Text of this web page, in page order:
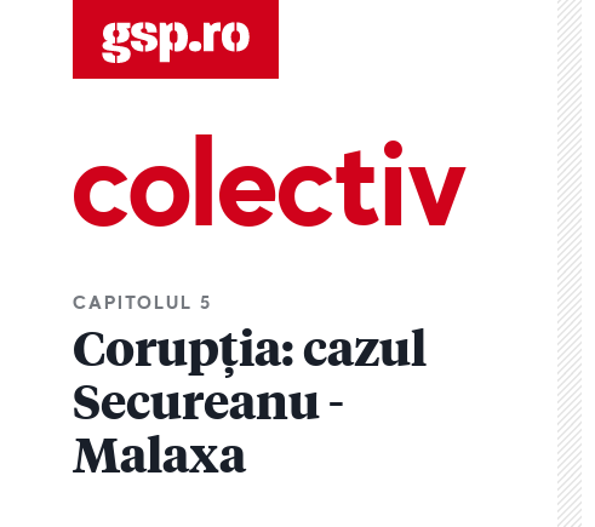
colectiv
CAPITOLUL 5
Corupția: cazul
Secureanu -
Malaxa